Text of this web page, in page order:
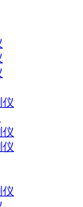
仪
仪
仪
仪